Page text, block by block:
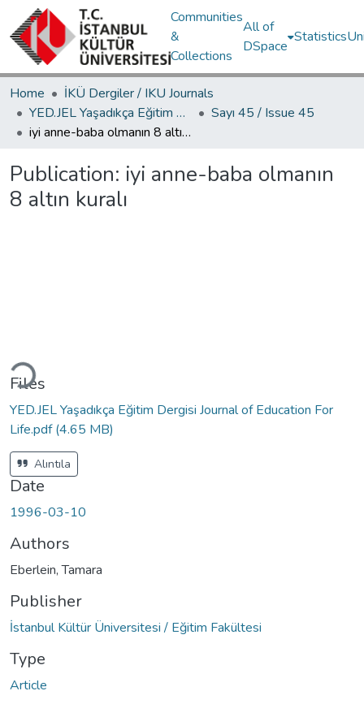
Communities
&
Collections
All of
DSpace
Statistics
Home
İKÜ Dergiler / IKU Journals
YED.JEL Yaşadıkça Eğitim Dergisi / Journal of Education For Life
Sayı 45 / Issue 45
iyi anne-baba olmanın 8 altın kuralı
Publication: iyi anne-baba olmanın
8 altın kuralı
Files
YED.JEL Yaşadıkça Eğitim Dergisi Journal of Education For
Life.pdf(4.65 MB)
Alıntıla
Date
1996-03-10
Authors
Eberlein, Tamara
Publisher
İstanbul Kültür Üniversitesi / Eğitim Fakültesi
Type
Article